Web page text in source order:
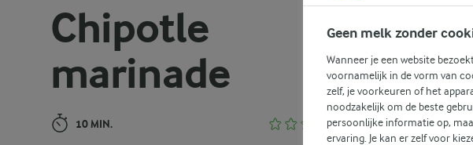
Chipotle
marinade
10 MIN. (0)
Geen melk zonder
Wanneer je een website
voornamelijk in de vorm van
zelf, je voorkeuren of het
noodzakelijk om de beste
persoonlijke informatie op,
ervaring. Je kan er zelf voor